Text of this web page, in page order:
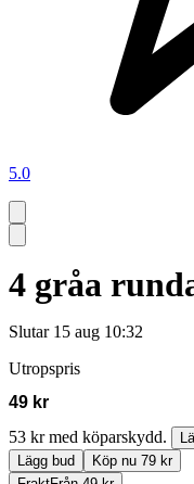
5.0
4 gråa
Slutar 15 aug 10:32
Utropspris
49 kr
53 kr med köparskydd.
Lägg bud
Köp nu 79 kr